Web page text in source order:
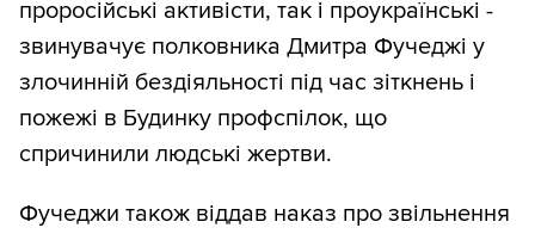
проросійські активісти, так і проукраїнські -
звинувачує полковника Дмитра Фучеджі у
злочинній бездіяльності під час зіткнень і
пожежі в Будинку профспілок, що
спричинили людські жертви.
Фучеджи також віддав наказ про звільнення